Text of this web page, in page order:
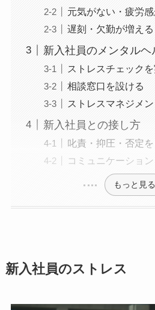
元気がない・疲労
遅刻・欠勤が増える
新入社員のメンタルヘ
ストレスチェック
相談窓口を設ける
ストレスマネジメ
新入社員との接し方
叱責・抑圧・否定
コミュニケーショ
もっと見る
新入社員のストレス